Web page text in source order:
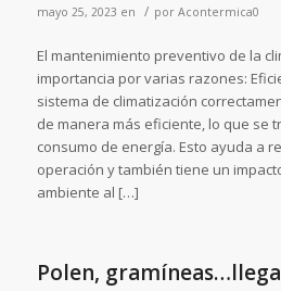
mayo 25, 2023 en / por Acontermica0
El mantenimiento preventivo de la
importancia por varias razones:
sistema de climatización
de manera más eficiente, lo que se
consumo de energía. Esto ayuda a
operación y también tiene un
ambiente al […]
Polen,